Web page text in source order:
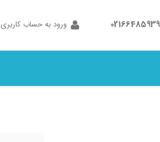
02166485939 ورود به حساب کاربری